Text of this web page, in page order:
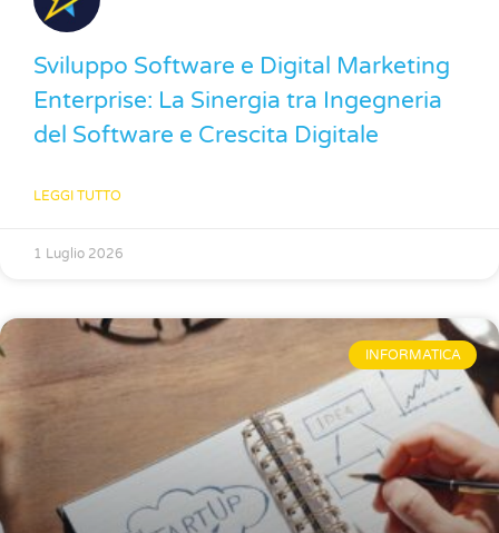
Sviluppo Software e Digital Marketing
Enterprise: La Sinergia tra Ingegneria
del Software e Crescita Digitale
LEGGI TUTTO
1 Luglio 2026
INFORMATICA